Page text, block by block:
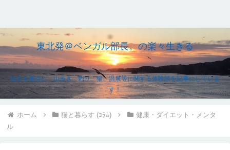
東北発＠ベンガル部長。の楽々生きる
仙台を拠点に、山歩き、釣り、猫、温泉等に関する体験談を記事にしていま
す！
ホーム 猫と暮らす (ｺﾗﾑ)
健康・ダイエット・メンタ
ル